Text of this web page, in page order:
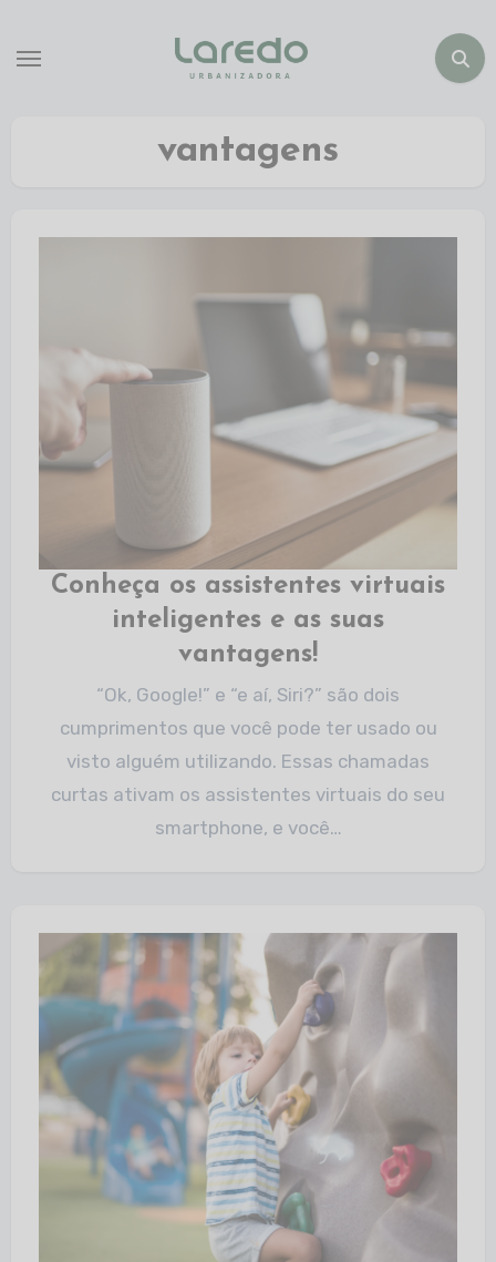
vantagens
Conheça os assistentes virtuais
inteligentes e as suas
vantagens!
“Ok, Google!” e “e aí, Siri?” são dois
cumprimentos que você pode ter usado ou
visto alguém utilizando. Essas chamadas
curtas ativam os assistentes virtuais do seu
smartphone, e você…